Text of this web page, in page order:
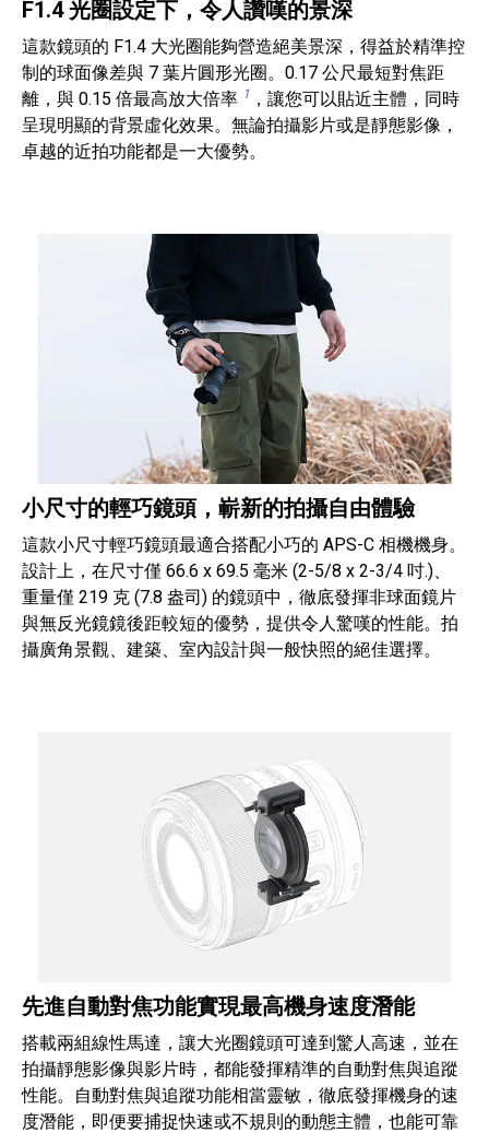
F1.4 光圈設定下，令人讚嘆的景深
這款鏡頭的 F1.4 大光圈能夠營造絕美景深，得益於精準控
制的球面像差與 7 葉片圓形光圈。0.17 公尺最短對焦距
離，與 0.15 倍最高放大倍率 1 ，讓您可以貼近主體，同時
呈現明顯的背景虛化效果。無論拍攝影片或是靜態影像，
卓越的近拍功能都是一大優勢。
小尺寸的輕巧鏡頭，嶄新的拍攝自由體驗
這款小尺寸輕巧鏡頭最適合搭配小巧的 APS-C 相機機身。
設計上，在尺寸僅 66.6 x 69.5 毫米 (2-5/8 x 2-3/4 吋.)、
重量僅 219 克 (7.8 盎司) 的鏡頭中，徹底發揮非球面鏡片
與無反光鏡鏡後距較短的優勢，提供令人驚嘆的性能。拍
攝廣角景觀、建築、室內設計與一般快照的絕佳選擇。
先進自動對焦功能實現最高機身速度潛能
搭載兩組線性馬達，讓大光圈鏡頭可達到驚人高速，並在
拍攝靜態影像與影片時，都能發揮精準的自動對焦與追蹤
性能。自動對焦與追蹤功能相當靈敏，徹底發揮機身的速
度潛能，即便要捕捉快速或不規則的動態主體，也能可靠